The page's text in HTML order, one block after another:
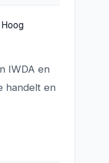
Hoog
IWDA en
handelt en